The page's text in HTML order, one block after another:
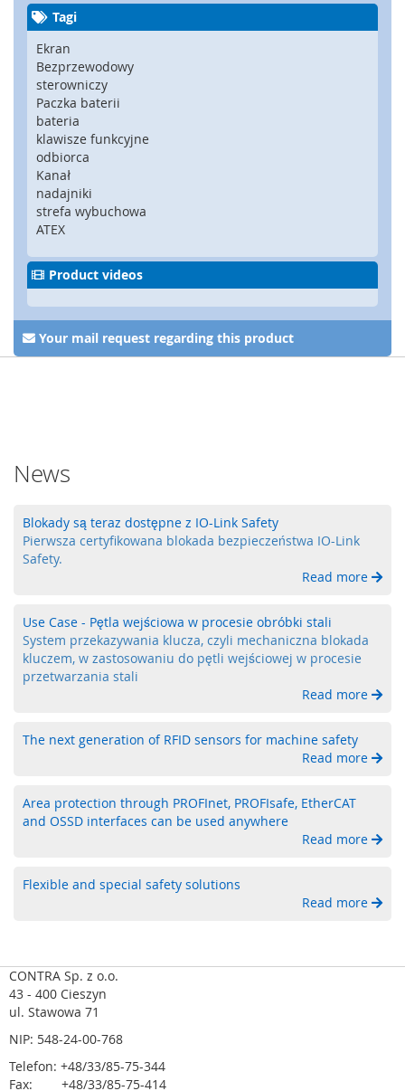
m
k
i
b
e
z
p
i
e
c
z
e
ń
s
w
a
,
R
F
I
e
k
l
u
w
e
Z
e
e
c
i
o
e
l
k
t
Tagi
Ekran
Bezprzewodowy
sterowniczy
Paczka baterii
bateria
klawisze funkcyjne
odbiorca
Kanał
nadajniki
strefa wybuchowa
ATEX
Product videos
Your mail request regarding this product
News
Blokady są teraz dostępne z IO-Link Safety
Pierwsza certyfikowana blokada bezpieczeństwa IO-Link
Safety.
Read more
Use Case - Pętla wejściowa w procesie obróbki stali
System przekazywania klucza, czyli mechaniczna blokada
kluczem, w zastosowaniu do pętli wejściowej w procesie
przetwarzania stali
Read more
The next generation of RFID sensors for machine safety
Read more
Area protection through PROFInet, PROFIsafe, EtherCAT
and OSSD interfaces can be used anywhere
Read more
Flexible and special safety solutions
Read more
CONTRA Sp. z o.o.
43 - 400 Cieszyn
ul. Stawowa 71
NIP: 548-24-00-768
Telefon: +48/33/85-75-344
Fax: +48/33/85-75-414